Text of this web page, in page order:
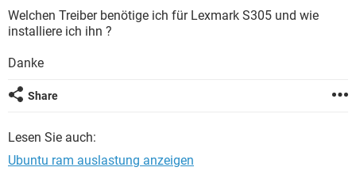
FACEBOOK
WINDOWS 10 INSTAGRAM
FACEBOOK
Welchen Treiber benötige ich für Lexmark S305 und wie
installiere ich ihn ?
Danke
Share
Lesen Sie auch:
Ubuntu ram auslastung anzeigen